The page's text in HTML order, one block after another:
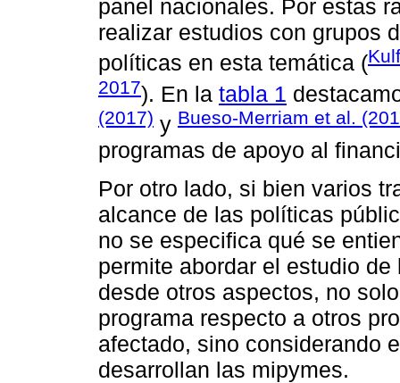
panel nacionales. Por estas
realizar estudios con grupos
políticas en esta temática (
2017). En la tabla 1
(2017) y Bueso-Merriam et al.
programas de apoyo al
Por otro lado, si bien varios
alcance de las políticas
no se especifica qué se
permite abordar el estudio
desde otros aspectos, no
programa respecto a otros
afectado, sino considerando
desarrollan las mipymes.